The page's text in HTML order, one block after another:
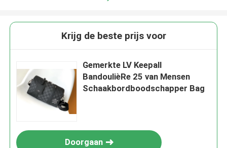
Krijg de beste prijs voor
Gemerkte LV Keepall
BandoulièRe 25 van Mensen
Schaakbordboodschapper Bag
Doorgaan